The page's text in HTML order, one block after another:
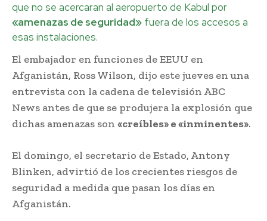
que no se acercaran al aeropuerto de Kabul por
«amenazas de seguridad» fuera de los accesos a
esas instalaciones.
El embajador en funciones de EEUU en
Afganistán, Ross Wilson, dijo este jueves en una
entrevista con la cadena de televisión ABC
News antes de que se produjera la explosión que
dichas amenazas son «creíbles» e «inminentes».
El domingo, el secretario de Estado, Antony
Blinken, advirtió de los crecientes riesgos de
seguridad a medida que pasan los días en
Afganistán.